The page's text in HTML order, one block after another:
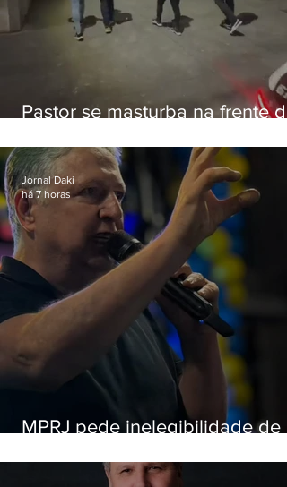
Pastor se masturba na frente de
MPRJ pede inelegibilidade de
Jornal Daki
há 7 horas